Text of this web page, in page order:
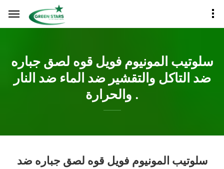
سلوتيب المونيوم فويل قوه لصق جباره
ضد التاكل والتقشير ضد الماء ضد النار
والحرارة .
سلوتيب المونيوم فويل قوه لصق جباره ضد